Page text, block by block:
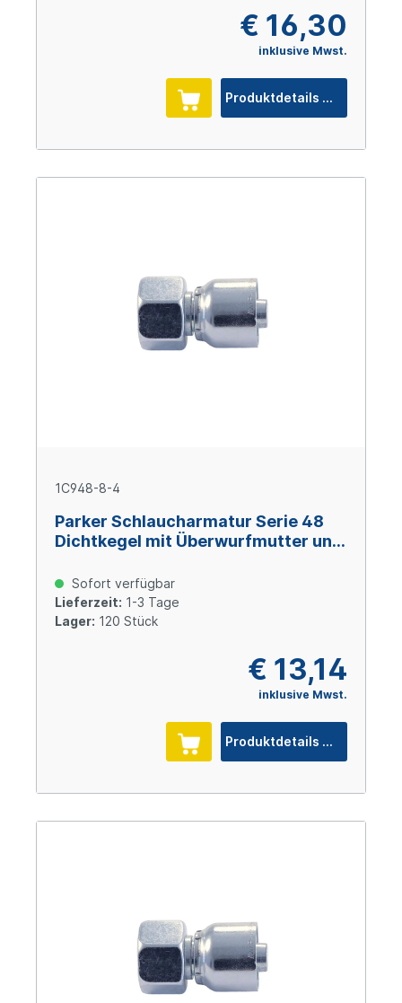
€ 16,30
inklusive Mwst.
Produktdetails
1C948-8-4
Parker Schlaucharmatur Serie 48
Dichtkegel mit Überwurfmutter und
verzinkt Cr(VI)-frei
Sofort verfügbar
Lieferzeit: 1-3 Tage
Lager: 120 Stück
€ 13,14
inklusive Mwst.
Produktdetails